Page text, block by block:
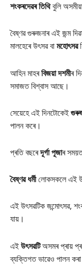
শংকৰদেৱৰ তিথিবুলি
বৈষ্ণৱ গুৰুজনাৰ এই জন্ম
মালহেৰে উৎসৱ বামহোৎসৱ
আহিন মাহৰবিজয়া দশমীৰ
সমাজত বিশ্বাস আছে।
সেয়েহে এই দিনটোকেই
পালন কৰে।
প্ৰতি বছৰেদূৰ্গা পূজাৰ
বৈষ্ণৱ ধৰ্মীলোকসকলে এই
এই উৎসৱটিক জন্মোৎসৱ,
যায়।
এইউৎসৱটিঅসমৰ প্ৰায়
ব্যক্তিগত ভাৱেও পালন কৰা